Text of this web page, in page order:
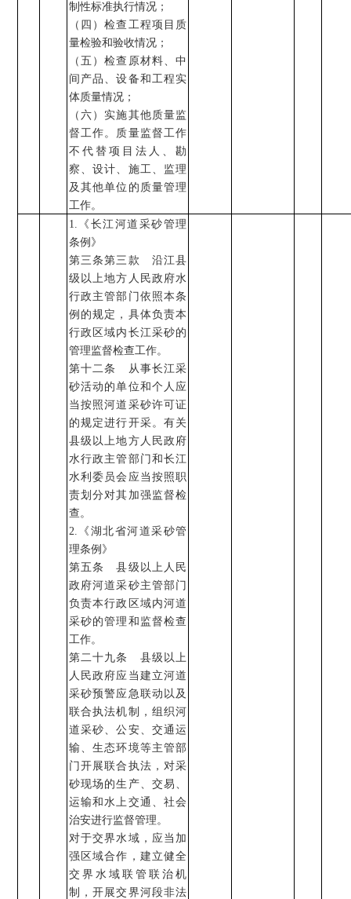
制性标准执行情况 ；
（四）检查工程项目质
量检验和验收情况；
（五）检查原材料、中
间产品、设备和工程实
体质量情况 ；
（六）实施其他质量监
督工作。质量监督工作
不代替项目法人、勘
察、设计、施工、监理
及其他单位的质量管理
工作。
1. 《长江河道采砂管理
条例》
第三条第三款 沿江县
级以上地方人民政府水
行政主管部门依照本条
例的规定，具体负责本
行政区域内长江采砂的
管理监督检查工作。
第十二条 从事长江采
砂活动的单位和个人应
当按照河道采砂许可证
的规定进行开采。有关
县级以上地方人民政府
水行政主管部门和长江
水利委员会应当按照职
责划分对其加强监督检
查。
2. 《湖北省河道采砂管
理条例》
第五条 县级以上人民
政府河道采砂主管部门
负责本行政区域内河道
采砂的管理和监督检查
工作。
第二十九条 县级以上
人民政府应当建立河道
采砂预警应急联动以及
联合执法机制，组织河
道采砂、公安、交通运
输、生态环境等主管部
门开展联合执法，对采
砂现场的生产、交易、
运输和水上交通、社会
治安进行监督管理。
对于交界水域，应当加
强区域合作，建立健全
交界水域联管联治机
制，开展交界河段非法